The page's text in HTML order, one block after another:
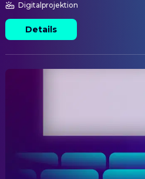
Digitalprojektion
Details